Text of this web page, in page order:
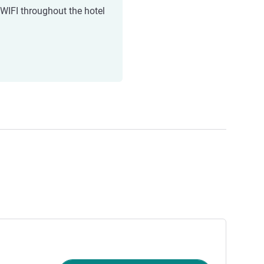
throughout the hotel